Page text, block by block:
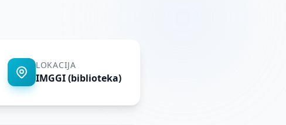
LOKACIJA
IMGGI (biblioteka)